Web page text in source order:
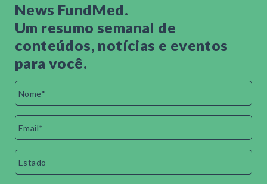
News FundMed.
Um resumo semanal de
conteúdos, notícias e eventos
para você.